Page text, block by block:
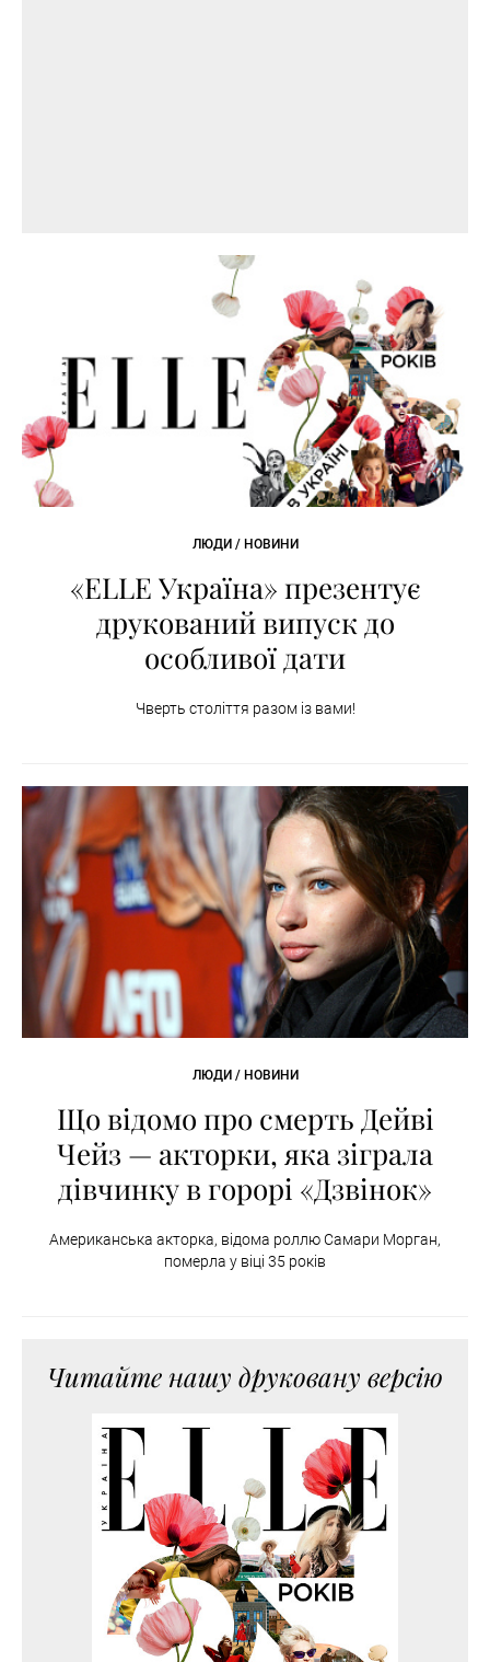
ЛЮДИ / НОВИНИ
«ELLE Україна» презентує
друкований випуск до
особливої дати
Чверть століття разом із вами!
ЛЮДИ / НОВИНИ
Що відомо про смерть Дейві
Чейз — акторки, яка зіграла
дівчинку в горорі «Дзвінок»
Американська акторка, відома роллю Самари Морган,
померла у віці 35 років
Читайте нашу друковану версію